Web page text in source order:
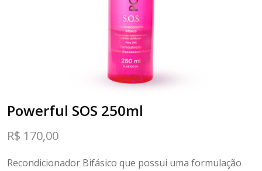
Powerful SOS 250ml
R$ 170,00
Recondicionador Bifásico que possui uma formulação